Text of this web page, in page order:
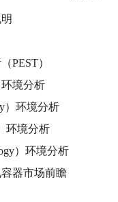
PEST）
境分析
）环境分析
环境分析
）环境分析
器市场前瞻